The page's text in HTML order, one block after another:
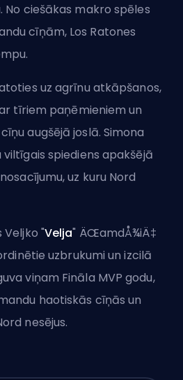
No ciešākas makro spēles
cīņām, Los Ratones
uz agrīnu atkāpšanos,
tīriem paņēmieniem un
augšējā joslā. Simona
spiediens apakšējā
uz kuru Nord
"Velja" ÄŒamdÅ¾iÄ‡
uzbrukumi un izcilā
viņam Fināla MVP godu,
haotiskās cīņās un
nesējus.